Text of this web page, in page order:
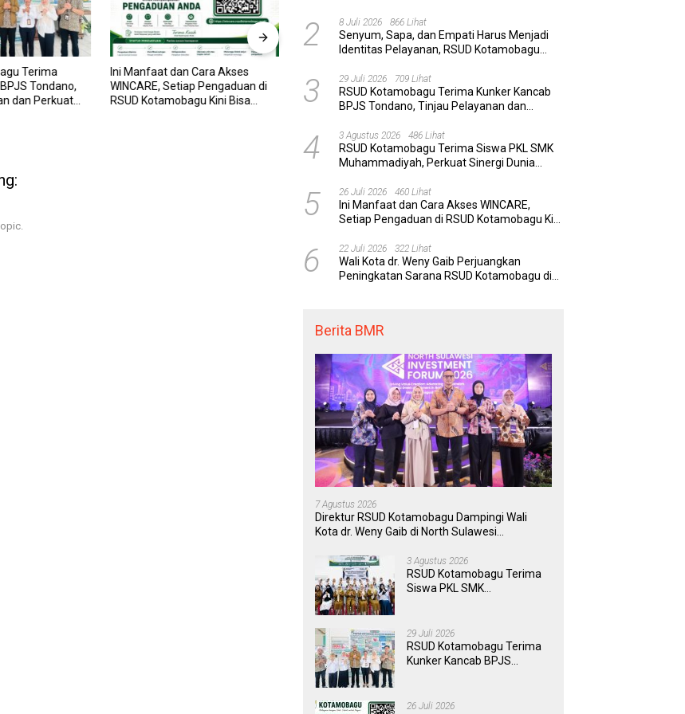
Terima
Tondano,
dan Perkuat
Ini Manfaat dan Cara Akses
WINCARE, Setiap Pengaduan di
RSUD Kotamobagu Kini Bisa
RSUD Kotamobagu Hadirkan
WINCARE, Terobosan Digital
untuk Pengaduan Masyarakat
dan Pegawai yang Cepat,
Transparan, dan Responsif
Mongondow Selatan: Jejak
Seorang Bunda Pembaharu dan
Berkualitas
2 8 Juli 2026 866 Lihat
Senyum, Sapa, dan Empati Harus Menjadi
Identitas Pelayanan, RSUD Kotamobagu
3 29 Juli 2026 709 Lihat
RSUD Kotamobagu Terima Kunker Kancab
BPJS Tondano, Tinjau Pelayanan dan
4 3 Agustus 2026 486 Lihat
RSUD Kotamobagu Terima Siswa PKL SMK
Muhammadiyah, Perkuat Sinergi Dunia
5 26 Juli 2026 460 Lihat
Ini Manfaat dan Cara Akses WINCARE,
Setiap Pengaduan di RSUD Kotamobagu Kini
6 22 Juli 2026 322 Lihat
Wali Kota dr. Weny Gaib Perjuangkan
Peningkatan Sarana RSUD Kotamobagu di
Berita BMR
7 Agustus 2026
Direktur RSUD Kotamobagu Dampingi Wali
Kota dr. Weny Gaib di North Sulawesi
3 Agustus 2026
RSUD Kotamobagu Terima
Siswa PKL SMK
dan Layanan Kesehatan
29 Juli 2026
RSUD Kotamobagu Terima
Kunker Kancab BPJS
Wujudkan UHC
26 Juli 2026